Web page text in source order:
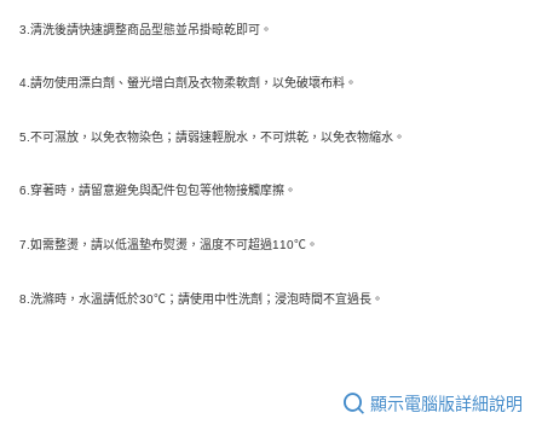
3.清洗後請快速調整商品型態並吊掛晾乾即可。
4.請勿使用漂白劑、螢光增白劑及衣物柔軟劑，以免破壞布料。
5.不可濕放，以免衣物染色；請弱速輕脫水，不可烘乾，以免衣物縮水。
6.穿著時，請留意避免與配件包包等他物接觸摩擦。
7.如需整燙，請以低溫墊布熨燙，溫度不可超過110℃。
8. 洗滌時，水溫請低於30℃；請使用中性洗劑；浸泡時間不宜過長。
顯示電腦版詳細說明